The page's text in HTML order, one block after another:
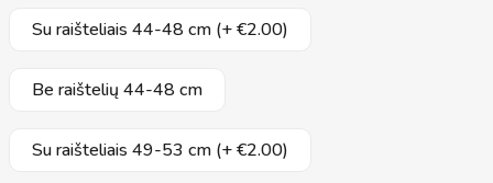
Su raišteliais 44-48 cm (+ €2.00)
Be raištelių 44-48 cm
Su raišteliais 49-53 cm (+ €2.00)